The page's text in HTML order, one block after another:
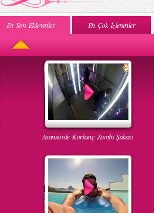
En Son Eklenenler En Çok İzlenenler
Asansörde Korkunç Zombi Şakası